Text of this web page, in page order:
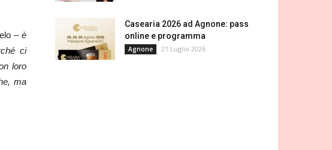
–è
ci
loro
ma
Casearia 2026 ad Agnone: pass
online e programma
Agnone 21 Luglio 2026